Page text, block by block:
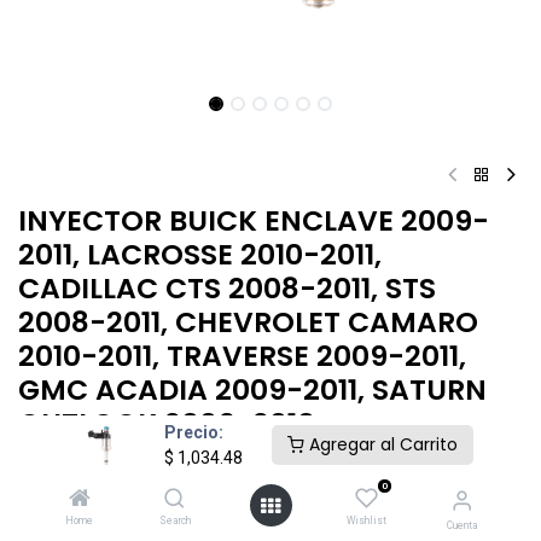
Precio:
$ 1,034.48
Agregar al Carrito
Home Search
0
Wishlist Cuenta
INYECTOR BUICK ENCLAVE 2009-
2011, LACROSSE 2010-2011,
CADILLAC CTS 2008-2011, STS
2008-2011, CHEVROLET CAMARO
2010-2011, TRAVERSE 2009-2011,
GMC ACADIA 2009-2011, SATURN
OUTLOOK 2009-2010
1,034.48